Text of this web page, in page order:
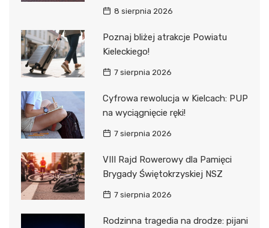
8 sierpnia 2026
Poznaj bliżej atrakcje Powiatu
Kieleckiego!
7 sierpnia 2026
Cyfrowa rewolucja w Kielcach: PUP
na wyciągnięcie ręki!
7 sierpnia 2026
VIII Rajd Rowerowy dla Pamięci
Brygady Świętokrzyskiej NSZ
7 sierpnia 2026
Rodzinna tragedia na drodze: pijani